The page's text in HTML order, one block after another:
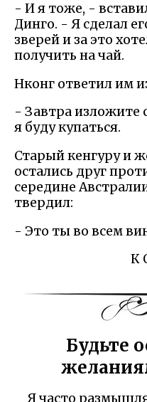
- И я тоже, -
Динго. - Я сделал
зверей и за это
получить на чай.
Нконг ответил им
- Завтра изложите
я буду купаться.
Старый кенгуру и
остались друг
середине
твердил:
- Это ты во всем
К
Будьте
Я часто